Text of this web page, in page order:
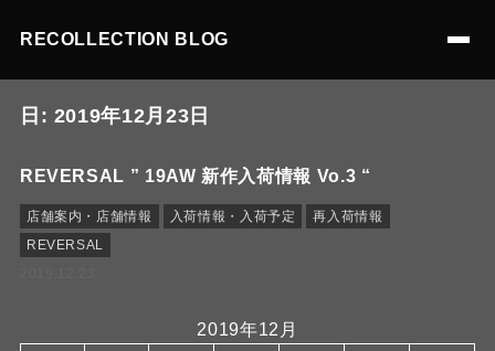
RECOLLECTION BLOG
日: 2019年12月23日
REVERSAL ” 19AW 新作入荷情報 Vo.3 “
店舗案内・店舗情報 入荷情報・入荷予定
再入荷情報
REVERSAL
2019年12月